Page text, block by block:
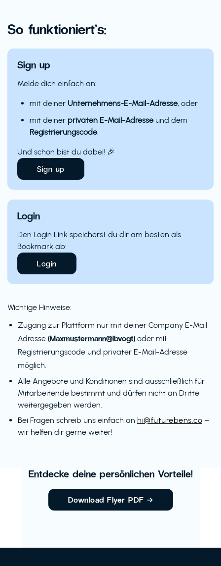
So funktioniert’s:
Sign up
Melde dich einfach an:
mit deiner Unternehmens-E-Mail-Adresse, oder
mit deiner privaten E-Mail-Adresse und dem
Registrierungscode:
Und schon bist du dabei! 🎉
Sign up
Login
Den Login Link speicherst du dir am besten als
Bookmark ab:
Login
Wichtige Hinweise:
Zugang zur Plattform nur mit deiner Company E-Mail
Adresse (Maxmustermann@ibvogt) oder mit
Registrierungscode und privater E-Mail-Adresse
möglich.
Alle Angebote und Konditionen sind ausschließlich für
Mitarbeitende bestimmt und dürfen nicht an Dritte
weitergegeben werden.
Bei Fragen schreib uns einfach an hi@futurebens.co –
wir helfen dir gerne weiter!
Entdecke deine persönlichen Vorteile!
Download Flyer PDF →